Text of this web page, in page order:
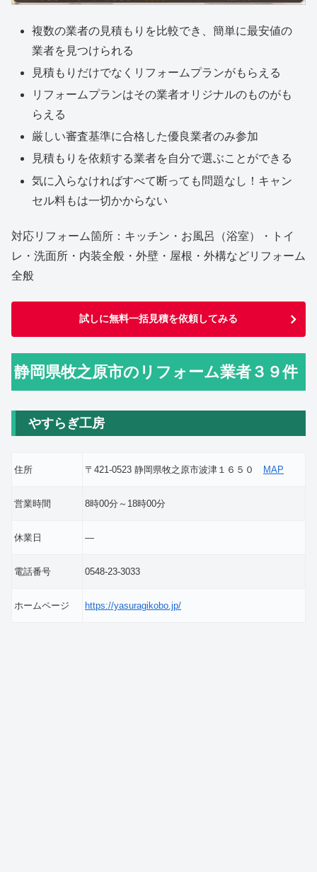
複数の業者の見積もりを比較でき、簡単に最安値の
業者を見つけられる
見積もりだけでなくリフォームプランがもらえる
リフォームプランはその業者オリジナルのものがも
らえる
厳しい審査基準に合格した優良業者のみ参加
見積もりを依頼する業者を自分で選ぶことができる
気に入らなければすべて断っても問題なし！キャン
セル料もは一切かからない
対応リフォーム箇所：キッチン・お風呂（浴室）・トイ
レ・洗面所・内装全般・外壁・屋根・外構などリフォーム
全般
試しに無料一括見積を依頼してみる
静岡県牧之原市のリフォーム業者３９件
やすらぎ工房
住所 〒421-0523 静岡県牧之原市波津１６５０ MAP
営業時間 8時00分～18時00分
休業日 ―
電話番号 0548-23-3033
ホームページ https://yasuragikobo.jp/